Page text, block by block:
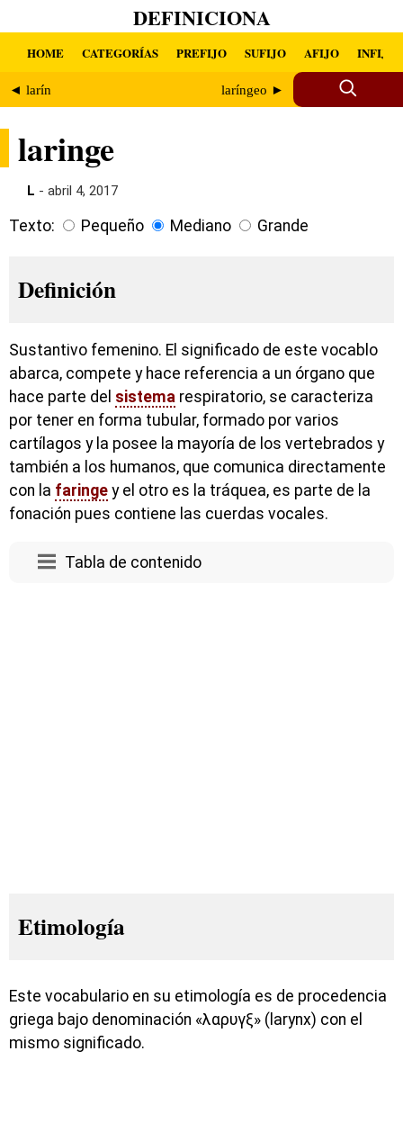
DEFINICIONA
HOME CATEGORÍAS PREFIJO SUFIJO AFIJO INFIJO
◄ larín laríngeo ►
laringe
L - abril 4, 2017
Texto: Pequeño Mediano Grande
Definición
Sustantivo femenino. El significado de este vocablo
abarca, compete y hace referencia a un órgano que
hace parte del sistema respiratorio, se caracteriza
por tener en forma tubular, formado por varios
cartílagos y la posee la mayoría de los vertebrados y
también a los humanos, que comunica directamente
con la faringe y el otro es la tráquea, es parte de la
fonación pues contiene las cuerdas vocales.
Tabla de contenido
Etimología
Este vocabulario en su etimología es de procedencia
griega bajo denominación «λαρυγξ» (larynx) con el
mismo significado.